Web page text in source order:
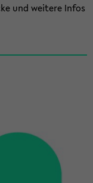
und wei­te­re Infos